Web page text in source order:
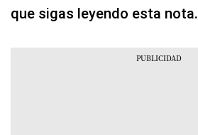
que sigas leyendo esta nota.